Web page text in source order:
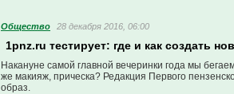
Общество 28 декабря 2016, 06:00
1pnz.ru тестирует: где и как создать
Накануне самой главной вечеринки года мы
же макияж, прическа? Редакция Первого
образ.